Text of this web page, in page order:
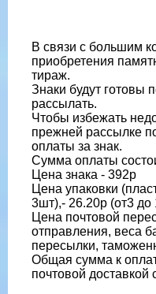
В связи с большим
приобретения
тираж.
Знаки будут готовы
рассылать.
Чтобы избежать
прежней рассылке
оплаты за знак.
Сумма оплаты
Цена знака - 392р
Цена упаковки
3шт),- 26.20р (от3 до
Цена почтовой
отправления, веса
пересылки,
Общая сумма к
почтовой доставкой